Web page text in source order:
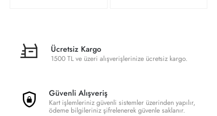
Ücretsiz Kargo
1500 TL ve üzeri alışverişlerinize ücretsiz kargo.
Güvenli Alışveriş
Kart işlemleriniz güvenli sistemler üzerinden yapılır,
ödeme bilgileriniz şifrelenerek güvenle saklanır.